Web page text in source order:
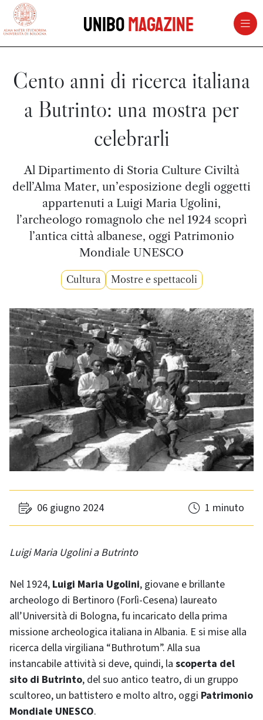
vai al contenuto della pagina
UniboMagazine
Cento anni di ricerca italiana
a Butrinto: una mostra per
celebrarli
Al Dipartimento di Storia Culture Civiltà
dell’Alma Mater, un’esposizione degli oggetti
appartenuti a Luigi Maria Ugolini,
l’archeologo romagnolo che nel 1924 scoprì
l’antica città albanese, oggi Patrimonio
Mondiale UNESCO
Cultura Mostre e spettacoli
06 giugno 2024 1 minuto
Luigi Maria Ugolini a Butrinto
Nel 1924, Luigi Maria Ugolini, giovane e brillante
archeologo di Bertinoro (Forlì-Cesena) laureato
all’Università di Bologna, fu incaricato della prima
missione archeologica italiana in Albania. E si mise alla
ricerca della virgiliana “Buthrotum”. Alla sua
instancabile attività si deve, quindi, la scoperta del
sito di Butrinto, del suo antico teatro, di un gruppo
scultoreo, un battistero e molto altro, oggi Patrimonio
Mondiale UNESCO.